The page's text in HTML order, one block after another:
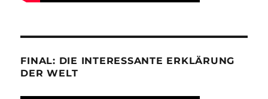
FINAL: DIE INTERESSANTE ERKLÄRUNG
DER WELT